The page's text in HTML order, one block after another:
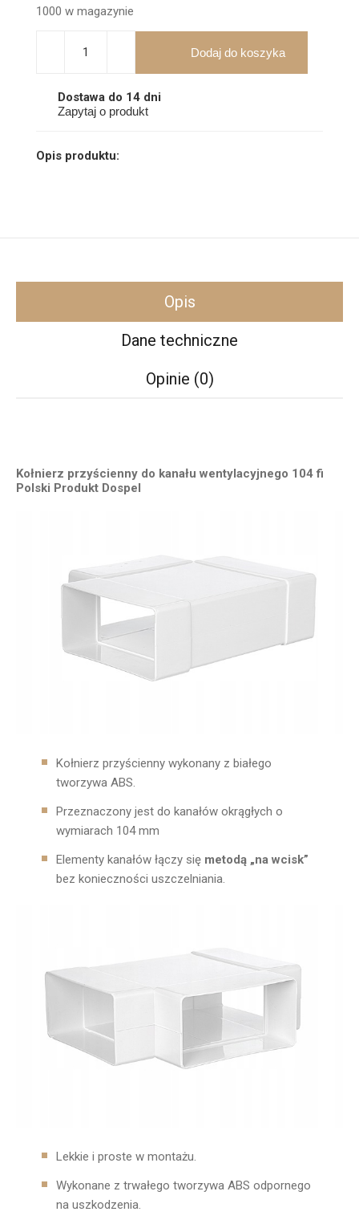
1000 w magazynie
Dodaj do koszyka
Dostawa do 14 dni
Zapytaj o produkt
Opis produktu:
Opis
Dane techniczne
Opinie (0)
Kołnierz przyścienny do kanału wentylacyjnego 104 fi
Polski Produkt Dospel
Kołnierz przyścienny wykonany z białego
tworzywa ABS.
Przeznaczony jest do kanałów okrągłych o
wymiarach 104 mm
Elementy kanałów łączy się metodą „na wcisk”
bez konieczności uszczelniania.
Lekkie i proste w montażu.
Wykonane z trwałego tworzywa ABS odpornego
na uszkodzenia.